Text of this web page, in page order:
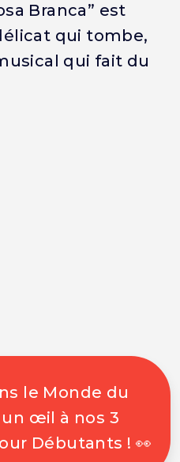
Branca” est
qui tombe,
qui fait du
le Monde du
un œil à nos 3
Débutants ! 👀